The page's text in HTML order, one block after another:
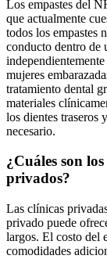
Los empastes del
que actualmente
todos los empastes
conducto dentro de
mujeres
tratamiento dental
materiales
los dientes traseros
necesario.
¿Cuáles son
privados?
Las clínicas
privado puede
largos. El costo del
comodidades